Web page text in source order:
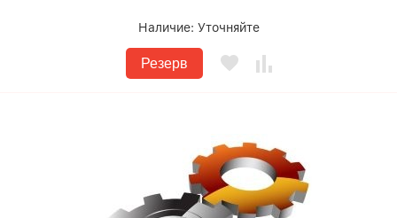
Наличие: Уточняйте
Резерв